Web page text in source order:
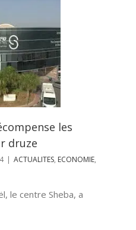
les
druze
| ACTUALITES, ECONOMIE,
le centre Sheba, a